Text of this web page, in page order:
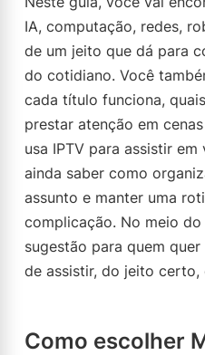
IA, computação, redes,
de um jeito que dá para
do cotidiano. Você
cada título funciona,
prestar atenção em
usa IPTV para assistir
ainda saber como
assunto e manter uma
complicação. No meio
sugestão para quem
de assistir, do jeito certo,
Como escolher